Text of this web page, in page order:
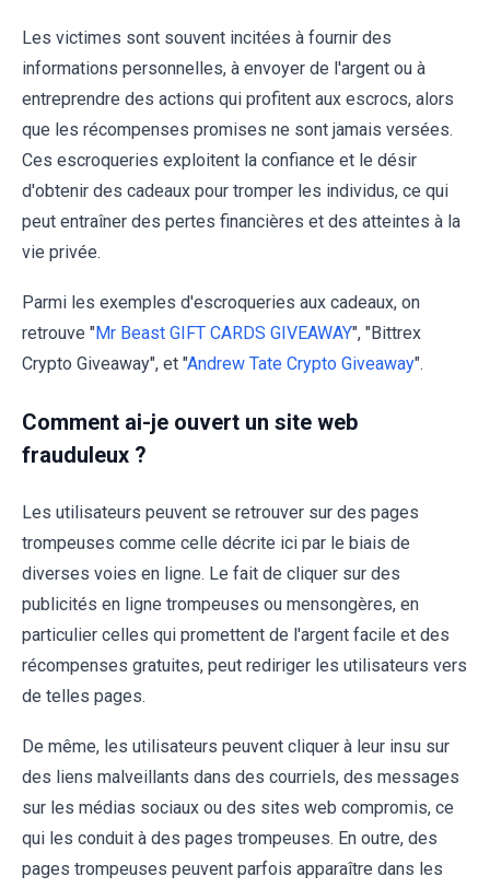
Les victimes sont souvent incitées à fournir des
informations personnelles, à envoyer de l'argent ou à
entreprendre des actions qui profitent aux escrocs, alors
que les récompenses promises ne sont jamais versées.
Ces escroqueries exploitent la confiance et le désir
d'obtenir des cadeaux pour tromper les individus, ce qui
peut entraîner des pertes financières et des atteintes à la
vie privée.
Parmi les exemples d'escroqueries aux cadeaux, on
retrouve "Mr Beast GIFT CARDS GIVEAWAY", "Bittrex
Crypto Giveaway", et "Andrew Tate Crypto Giveaway".
Comment ai-je ouvert un site web
frauduleux ?
Les utilisateurs peuvent se retrouver sur des pages
trompeuses comme celle décrite ici par le biais de
diverses voies en ligne. Le fait de cliquer sur des
publicités en ligne trompeuses ou mensongères, en
particulier celles qui promettent de l'argent facile et des
récompenses gratuites, peut rediriger les utilisateurs vers
de telles pages.
De même, les utilisateurs peuvent cliquer à leur insu sur
des liens malveillants dans des courriels, des messages
sur les médias sociaux ou des sites web compromis, ce
qui les conduit à des pages trompeuses. En outre, des
pages trompeuses peuvent parfois apparaître dans les